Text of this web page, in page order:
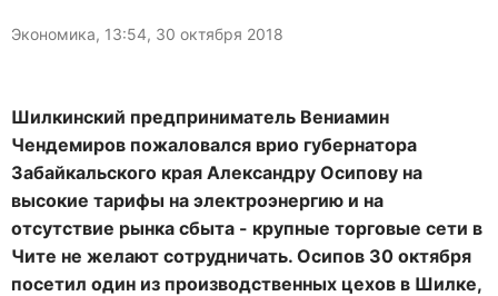
Экономика, 13:54, 30 октября 2018
Шилкинский предприниматель Вениамин
Чендемиров пожаловался врио губернатора
Забайкальского края Александру Осипову на
высокие тарифы на электроэнергию и на
отсутствие рынка сбыта - крупные торговые сети в
Чите не желают сотрудничать. Осипов 30 октября
посетил один из производственных цехов в Шилке,